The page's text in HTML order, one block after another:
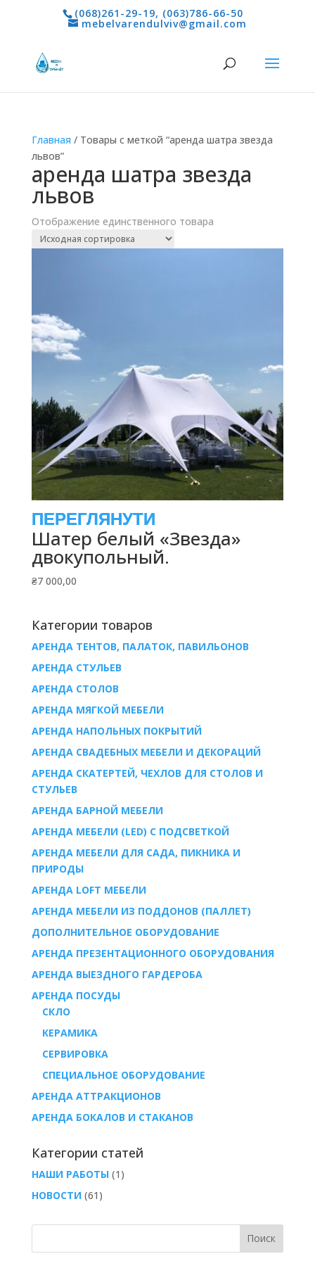
(068)261-29-19, (063)786-66-50
mebelvarendulviv@gmail.com
Главная / Товары с меткой “аренда шатра звезда
львов”
аренда шатра звезда
львов
Отображение единственного товара
Шатер белый «Звезда»
двокупольный.
₴7 000,00
Категории товаров
АРЕНДА ТЕНТОВ, ПАЛАТОК, ПАВИЛЬОНОВ
AРЕНДА СТУЛЬЕВ
AРЕНДА СТОЛОВ
АРЕНДА МЯГКОЙ МЕБЕЛИ
АРЕНДА НАПОЛЬНЫХ ПОКРЫТИЙ
АРЕНДА СВАДЕБНЫХ МЕБЕЛИ И ДЕКОРАЦИЙ
АРЕНДА СКАТЕРТЕЙ, ЧЕХЛОВ ДЛЯ СТОЛОВ И
СТУЛЬЕВ
АРЕНДА БАРНОЙ МЕБЕЛИ
АРЕНДА МЕБЕЛИ (LED) С ПОДСВЕТКОЙ
АРЕНДА МЕБЕЛИ ДЛЯ САДА, ПИКНИКА И
ПРИРОДЫ
АРЕНДА LOFT МЕБЕЛИ
АРЕНДА МЕБЕЛИ ИЗ ПОДДОНОВ (ПАЛЛЕТ)
ДОПОЛНИТЕЛЬНОЕ ОБОРУДОВАНИЕ
АРЕНДА ПРЕЗЕНТАЦИОННОГО ОБОРУДОВАНИЯ
АРЕНДА ВЫЕЗДНОГО ГАРДЕРОБА
AРЕНДА ПОСУДЫ
СКЛО
КЕРАМИКА
СЕРВИРОВКА
СПЕЦИАЛЬНОЕ ОБОРУДОВАНИЕ
АРЕНДА АТТРАКЦИОНОВ
АРЕНДА БОКАЛОВ И СТАКАНОВ
Категории статей
НАШИ РАБОТЫ(1)
НОВОСТИ(61)